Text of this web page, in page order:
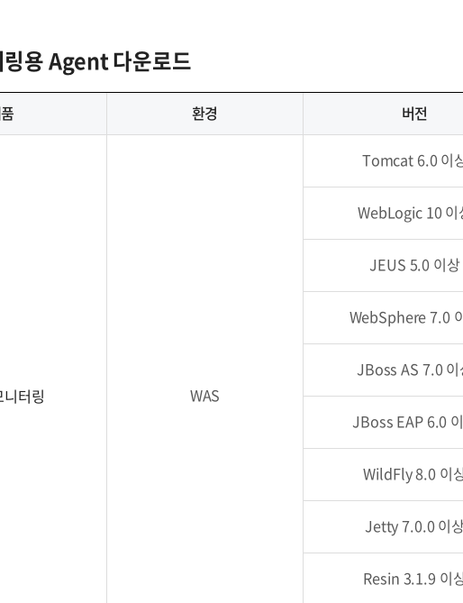
용 Agent 다운로드
환경 버전
터링 WAS
Tomcat 6.0 이
WebLogic 10 이
JEUS 5.0 이상
WebSphere 7.0
JBoss AS 7.0 이
JBoss EAP 6.0
WildFly 8.0 이
Jetty 7.0.0 이
Resin 3.1.9 이